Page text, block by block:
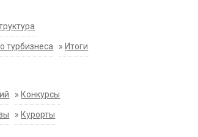
турбизнеса » Итоги
» Конкурсы
» Курорты